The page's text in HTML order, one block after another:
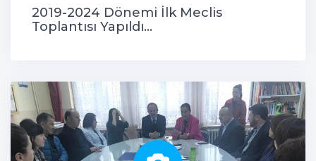
2019-2024 Dönemi İlk Meclis
Toplantısı Yapıldı...